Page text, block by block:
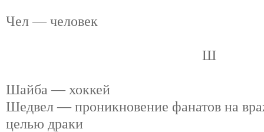
Чел — человек
Ш
Шайба — хоккей
Шедвел — проникновение фанатов на
целью драки